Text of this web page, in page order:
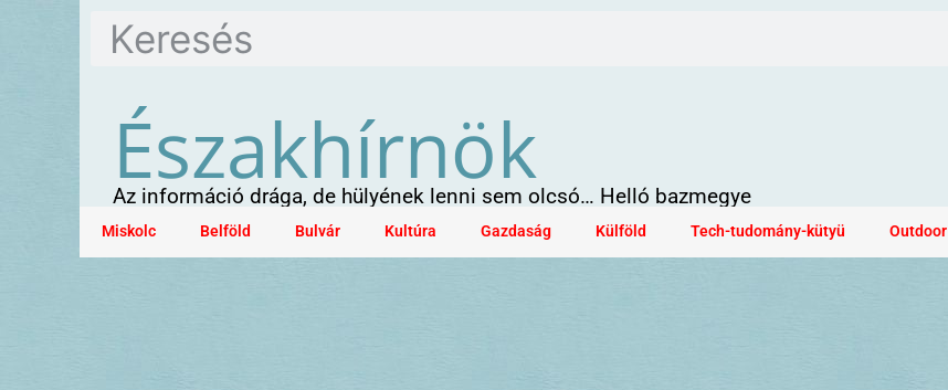
Északhírnök
Az információ drága, de hülyének lenni sem olcsó… Helló bazmegye
Miskolc Belföld Bulvár Kultúra Gazdaság Külföld Tech-tudomány-kütyü Outdoor